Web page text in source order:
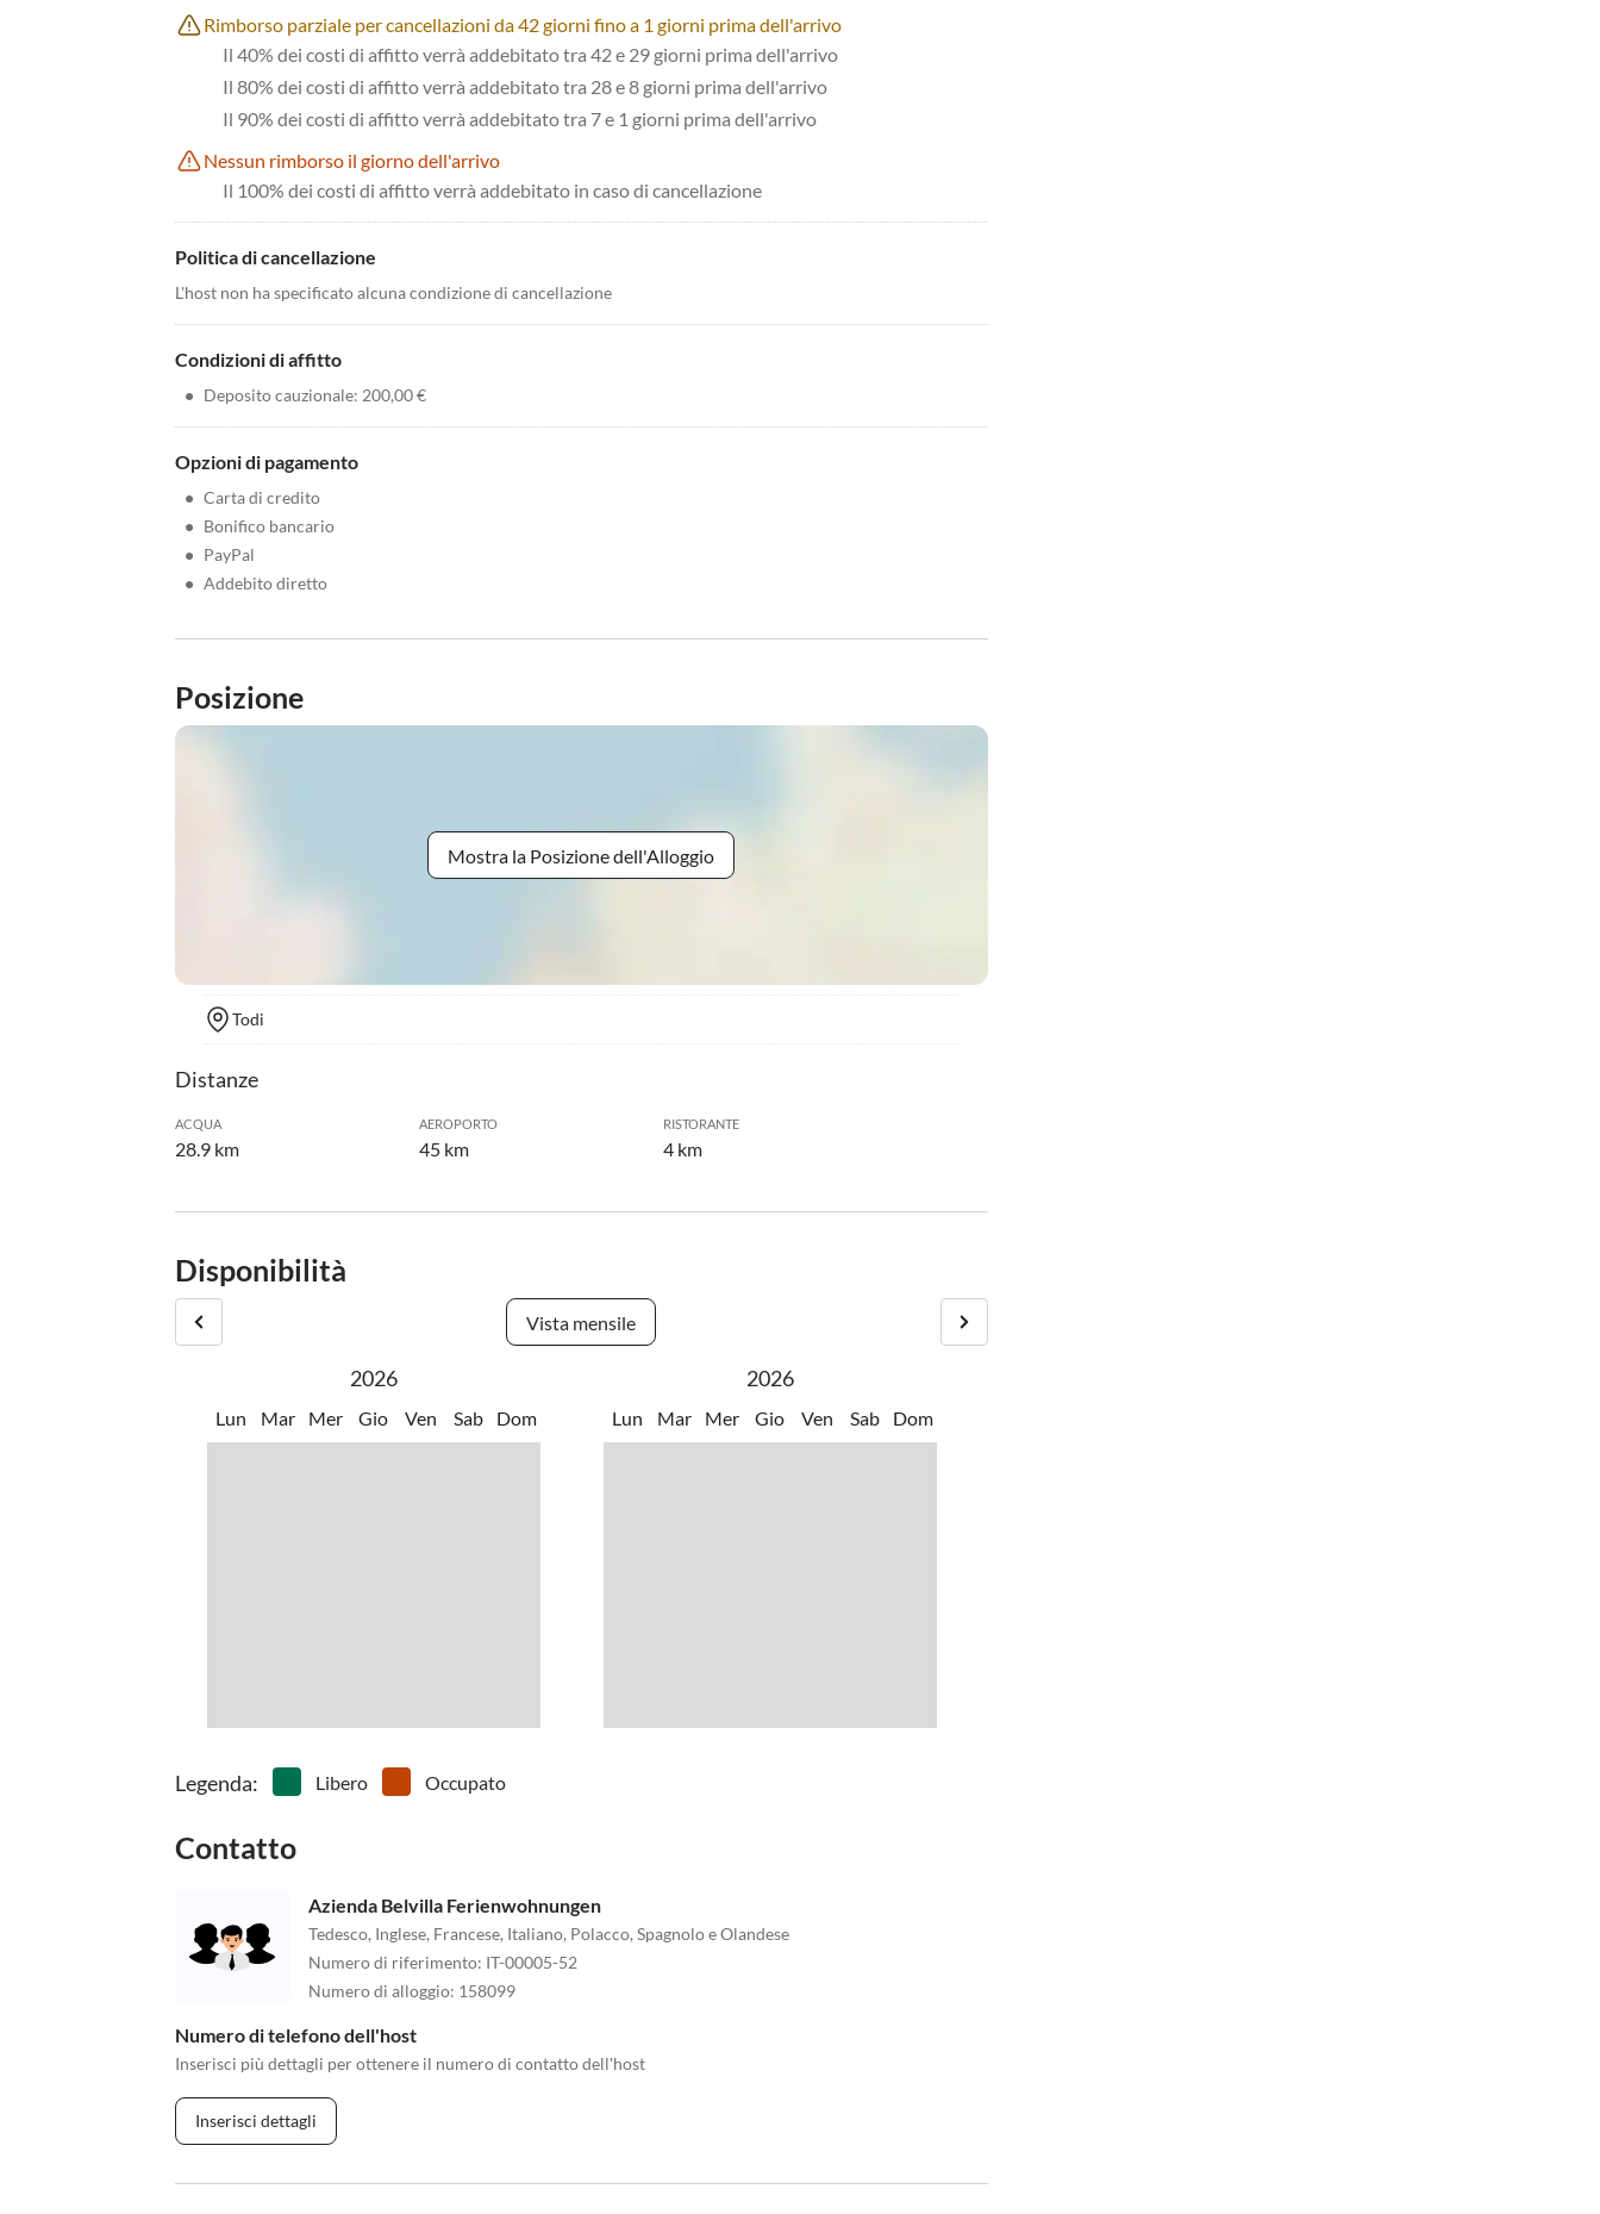
Rimborso parziale per cancellazioni da 42 giorni fino a 1 giorni prima dell'arrivo
Il 40% dei costi di affitto verrà addebitato tra 42 e 29 giorni prima dell'arrivo
Il 80% dei costi di affitto verrà addebitato tra 28 e 8 giorni prima dell'arrivo
Il 90% dei costi di affitto verrà addebitato tra 7 e 1 giorni prima dell'arrivo
Nessun rimborso il giorno dell'arrivo
Il 100% dei costi di affitto verrà addebitato in caso di cancellazione
Politica di cancellazione
L'host non ha specificato alcuna condizione di cancellazione
Condizioni di affitto
• Deposito cauzionale: 200,00 €
Opzioni di pagamento
• Carta di credito
• Bonifico bancario
• PayPal
• Addebito diretto
Posizione
Mostra la Posizione dell'Alloggio
Todi
Distanze
ACQUA
28.9 km
AEROPORTO
45 km
RISTORANTE
4 km
Disponibilità
Vista mensile
2026
Lun Mar Mer Gio Ven Sab Dom
2026
Lun Mar Mer Gio Ven Sab Dom
Legenda: Libero Occupato
Contatto
Azienda Belvilla Ferienwohnungen
Tedesco, Inglese, Francese, Italiano, Polacco, Spagnolo e Olandese
Numero di riferimento: IT-00005-52
Numero di alloggio: 158099
Numero di telefono dell'host
Inserisci più dettagli per ottenere il numero di contatto dell'host
Inserisci dettagli